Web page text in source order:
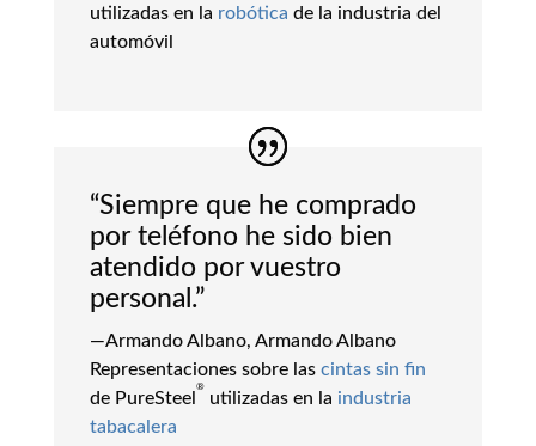
utilizadas en la robótica de la industria del
automóvil
“Siempre que he comprado
por teléfono he sido bien
atendido por vuestro
personal.”
—Armando Albano, Armando Albano
Representaciones sobre las cintas sin fin
de PureSteel
®
utilizadas en la industria
tabacalera